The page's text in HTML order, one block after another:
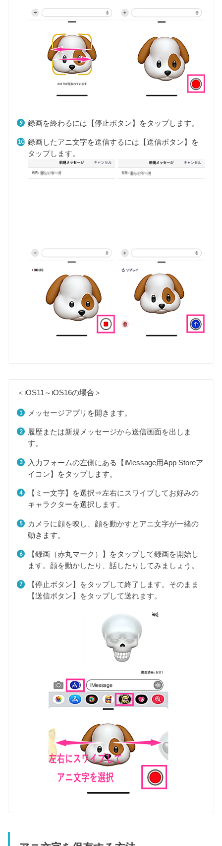
録画を終わるには【停止ボタン】をタップします。
録画したアニ文字を送信するには【送信ボタン】を
タップします。
＜iOS11～iOS16の場合＞
メッセージアプリを開きます。
履歴または新規メッセージから送信画面を出しま
す。
入力フォームの左側にある【iMessage用App Storeア
イコン】をタップします。
【ミー文字】を選択⇒左右にスワイプしてお好みの
キャラクターを選択します。
カメラに顔を映し、顔を動かすとアニ文字が一緒の
動きます。
【録画（赤丸マーク）】をタップして録画を開始し
ます。顔を動かしたり、話したりしてみましょう。
【停止ボタン】をタップして終了します。そのまま
【送信ボタン】をタップして送れます。